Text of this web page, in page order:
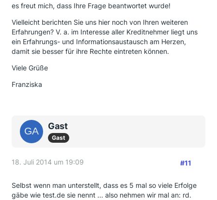
es freut mich, dass Ihre Frage beantwortet wurde!
Vielleicht berichten Sie uns hier noch von Ihren weiteren
Erfahrungen? V. a. im Interesse aller Kreditnehmer liegt uns
ein Erfahrungs- und Informationsaustausch am Herzen,
damit sie besser für ihre Rechte eintreten können.
Viele Grüße
Franziska
Gast
Gast
18. Juli 2014 um 19:09 #11
Selbst wenn man unterstellt, dass es 5 mal so viele Erfolge
gäbe wie test.de sie nennt ... also nehmen wir mal an: rd.